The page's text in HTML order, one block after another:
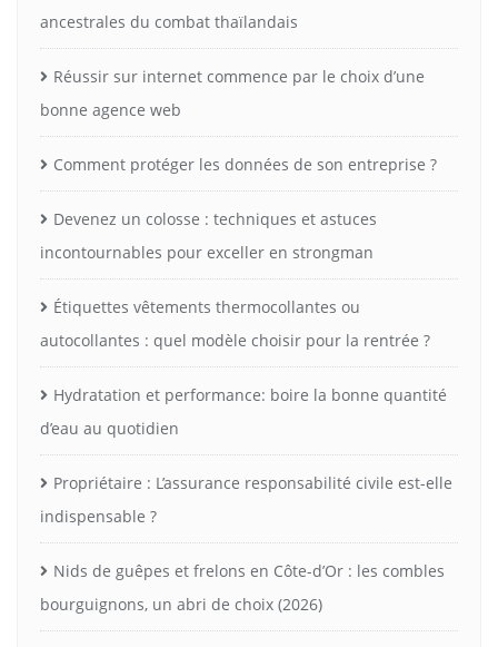
ancestrales du combat thaïlandais
Réussir sur internet commence par le choix d’une
bonne agence web
Comment protéger les données de son entreprise ?
Devenez un colosse : techniques et astuces
incontournables pour exceller en strongman
Étiquettes vêtements thermocollantes ou
autocollantes : quel modèle choisir pour la rentrée ?
Hydratation et performance: boire la bonne quantité
d’eau au quotidien
Propriétaire : L’assurance responsabilité civile est-elle
indispensable ?
Nids de guêpes et frelons en Côte-d’Or : les combles
bourguignons, un abri de choix (2026)